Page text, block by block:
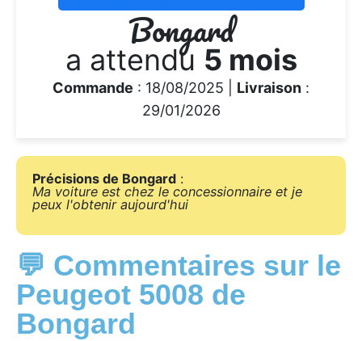
Bongard
a attendu 5 mois
Commande : 18/08/2025 | Livraison :
29/01/2026
Précisions de Bongard :
Ma voiture est chez le concessionnaire et je
peux l'obtenir aujourd'hui
💬 Commentaires sur le
Peugeot 5008 de
Bongard